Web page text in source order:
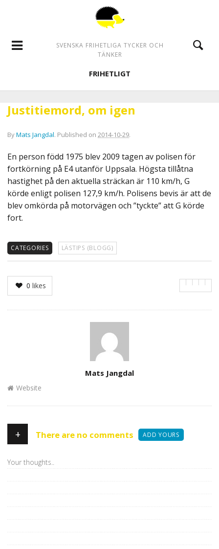
SVENSKA FRIHETLIGA TYCKER OCH
TÄNKER
FRIHETLIGT
Justitiemord, om igen
ByMats Jangdal. Published on 2014-10-29.
En person född 1975 blev 2009 tagen av polisen för
fortkörning på E4 utanför Uppsala. Högsta tillåtna
hastighet på den aktuella sträckan är 110 km/h, G
körde enligt polisen 127,9 km/h. Polisens bevis är att de
blev omkörda på motorvägen och ”tyckte” att G körde
fort.
CATEGORIES LÄSTIPS (BLOGG)
0 likes
Mats Jangdal
Website
+ There are no comments ADD YOURS